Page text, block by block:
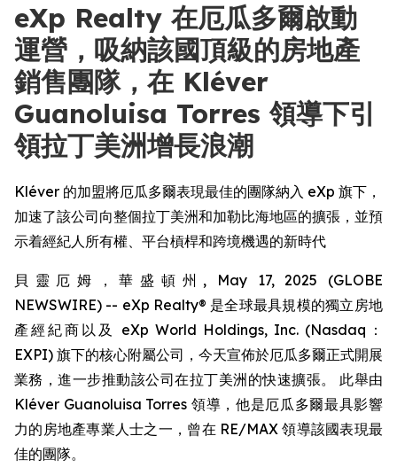
eXp Realty 在厄瓜多爾啟動
運營，吸納該國頂級的房地產
銷售團隊，在 Kléver
Guanoluisa Torres 領導下引
領拉丁美洲增長浪潮
Kléver 的加盟將厄瓜多爾表現最佳的團隊納入 eXp 旗下，
加速了該公司向整個拉丁美洲和加勒比海地區的擴張，並預
示着經紀人所有權、平台槓桿和跨境機遇的新時代
貝靈厄姆，華盛頓州, May 17, 2025 (GLOBE
NEWSWIRE) -- eXp Realty® 是全球最具規模的獨立房地
產經紀商以及 eXp World Holdings, Inc. (Nasdaq：
EXPI) 旗下的核心附屬公司，今天宣佈於厄瓜多爾正式開展
業務，進一步推動該公司在拉丁美洲的快速擴張。 此舉由
Kléver Guanoluisa Torres 領導，他是厄瓜多爾最具影響
力的房地產專業人士之一，曾在 RE/MAX 領導該國表現最
佳的團隊。